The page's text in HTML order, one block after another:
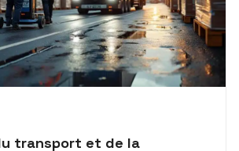
transport et de la